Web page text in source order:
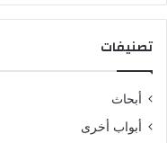
تصنيفات
أبحاث
أبواب أخرى